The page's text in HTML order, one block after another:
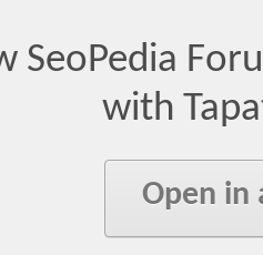
SeoPedia
with
Open in